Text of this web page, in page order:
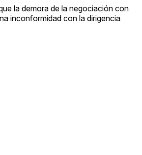
la demora de la negociación con
inconformidad con la dirigencia